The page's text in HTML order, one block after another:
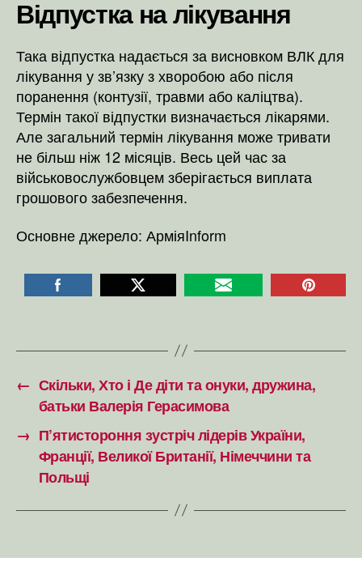
Відпустка на лікування
Така відпустка надається за висновком ВЛК для
лікування у зв’язку з хворобою або після
поранення (контузії, травми або каліцтва).
Термін такої відпустки визначається лікарями.
Але загальний термін лікування може тривати
не більш ніж 12 місяців. Весь цей час за
військовослужбовцем зберігається виплата
грошового забезпечення.
Основне джерело: АрміяInform
← Скільки, Хто і Де діти та онуки, дружина,
батьки Валерія Герасимова
→ П’ятистороння зустріч лідерів України,
Франції, Великої Британії, Німеччини та
Польщі